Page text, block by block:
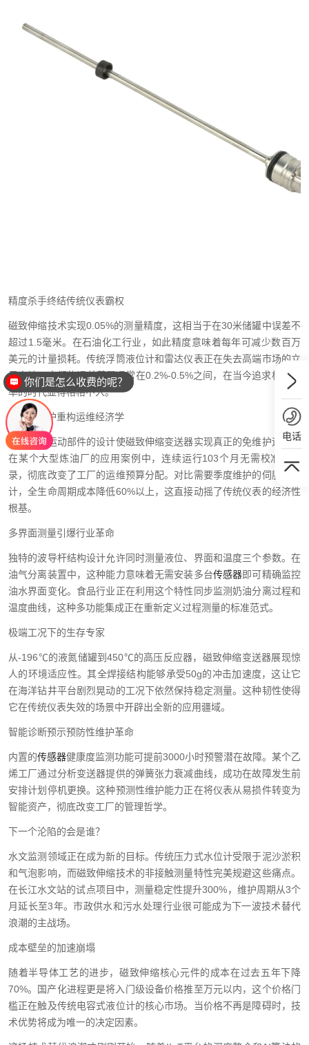
精度杀手终结传统仪表霸权
磁致伸缩技术实现0.05%的测量精度，这相当于在30米储罐中误差不
超过1.5毫米。在石油化工行业，如此精度意味着每年可减少数百万
美元的计量损耗。传统浮筒液位计和雷达仪表正在失去高端市场的立
足之地，它们的误差范围通常在0.2%-0.5%之间，在当今追求极致效
率的时代显得格格不入。
十年免维护重构运维经济学
没有机械运动部件的设计使磁致伸缩变送器实现真正的免维护运行。
在某个大型炼油厂的应用案例中，连续运行103个月无需校准的记
录，彻底改变了工厂的运维预算分配。对比需要季度维护的伺服液位
计，全生命周期成本降低60%以上，这直接动摇了传统仪表的经济性
根基。
多界面测量引爆行业革命
独特的波导杆结构设计允许同时测量液位、界面和温度三个参数。在
油气分离装置中，这种能力意味着无需安装多台传感器即可精确监控
油水界面变化。食品行业正在利用这个特性同步监测奶油分离过程和
温度曲线，这种多功能集成正在重新定义过程测量的标准范式。
极端工况下的生存专家
从-196℃的液氮储罐到450℃的高压反应器，磁致伸缩变送器展现惊
人的环境适应性。其全焊接结构能够承受50g的冲击加速度，这让它
在海洋钻井平台剧烈晃动的工况下依然保持稳定测量。这种韧性使得
它在传统仪表失效的场景中开辟出全新的应用疆域。
智能诊断预示预防性维护革命
内置的传感器健康度监测功能可提前3000小时预警潜在故障。某个乙
烯工厂通过分析变送器提供的弹簧张力衰减曲线，成功在故障发生前
安排计划停机更换。这种预测性维护能力正在将仪表从易损件转变为
智能资产，彻底改变工厂的管理哲学。
下一个沦陷的会是谁？
水文监测领域正在成为新的目标。传统压力式水位计受限于泥沙淤积
和气泡影响，而磁致伸缩技术的非接触测量特性完美规避这些痛点。
在长江水文站的试点项目中，测量稳定性提升300%，维护周期从3个
月延长至3年。市政供水和污水处理行业很可能成为下一波技术替代
浪潮的主战场。
成本壁垒的加速崩塌
随着半导体工艺的进步，磁致伸缩核心元件的成本在过去五年下降
70%。国产化进程更是将入门级设备价格推至万元以内，这个价格门
槛正在触及传统电容式液位计的核心市场。当价格不再是障碍时，技
术优势将成为唯一的决定因素。
电话
你们是怎么收费的呢？